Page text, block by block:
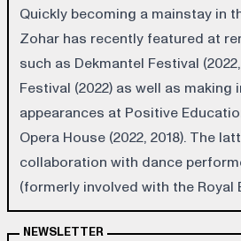
Quickly becoming a mainstay in
Zohar has recently featured at
such as Dekmantel Festival (2022,
Festival (2022) as well as making
appearances at Positive
Opera House (2022, 2018). The
collaboration with dance
(formerly involved with the Royal
NEWSLETTER